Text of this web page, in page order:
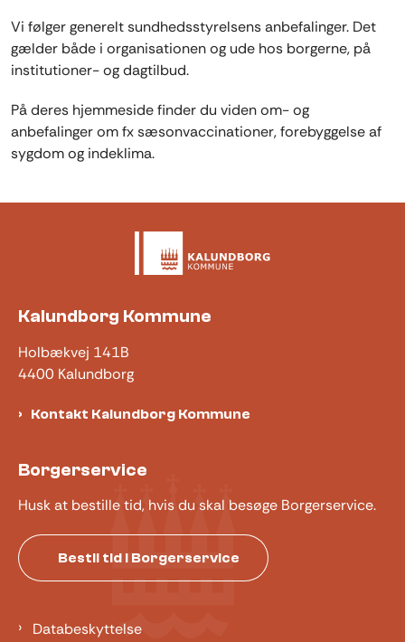
Vi følger generelt sundhedsstyrelsens anbefalinger. Det
gælder både i organisationen og ude hos borgerne, på
institutioner- og dagtilbud.
På deres hjemmeside finder du viden om- og
anbefalinger om fx sæsonvaccinationer, forebyggelse af
sygdom og indeklima.
Kalundborg Kommune
Holbækvej 141B
4400 Kalundborg
Kontakt Kalundborg Kommune
Borgerservice
Husk at bestille tid, hvis du skal besøge Borgerservice.
Bestil tid i Borgerservice
Databeskyttelse